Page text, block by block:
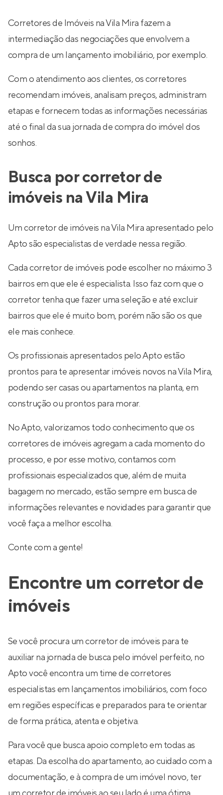
Corretores de Imóveis na Vila Mira fazem a
intermediação das negociações que envolvem a
compra de um lançamento imobiliário, por exemplo.
Com o atendimento aos clientes, os corretores
recomendam imóveis, analisam preços, administram
etapas e fornecem todas as informações necessárias
até o final da sua jornada de compra do imóvel dos
sonhos.
Busca por corretor de
imóveis na Vila Mira
Um corretor de imóveis na Vila Mira apresentado pelo
Apto são especialistas de verdade nessa região.
Cada corretor de imóveis pode escolher no máximo 3
bairros em que ele é especialista. Isso faz com que o
corretor tenha que fazer uma seleção e até excluir
bairros que ele é muito bom, porém não são os que
ele mais conhece.
Os profissionais apresentados pelo Apto estão
prontos para te apresentar imóveis novos na Vila Mira,
podendo ser casas ou apartamentos na planta, em
construção ou prontos para morar.
No Apto, valorizamos todo conhecimento que os
corretores de imóveis agregam a cada momento do
processo, e por esse motivo, contamos com
profissionais especializados que, além de muita
bagagem no mercado, estão sempre em busca de
informações relevantes e novidades para garantir que
você faça a melhor escolha.
Conte com a gente!
Encontre um corretor de
imóveis
Se você procura um corretor de imóveis para te
auxiliar na jornada de busca pelo imóvel perfeito, no
Apto você encontra um time de corretores
especialistas em lançamentos imobiliários, com foco
em regiões específicas e preparados para te orientar
de forma prática, atenta e objetiva.
Para você que busca apoio completo em todas as
etapas. Da escolha do apartamento, ao cuidado com a
documentação, e à compra de um imóvel novo, ter